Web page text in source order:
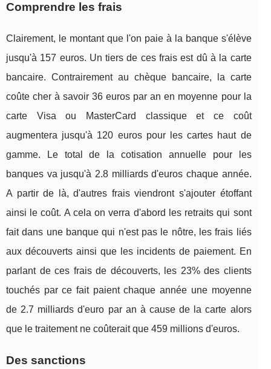
Comprendre les frais
Clairement, le montant que l'on paie à la banque s'élève
jusqu'à 157 euros. Un tiers de ces frais est dû à la carte
bancaire. Contrairement au chèque bancaire, la carte
coûte cher à savoir 36 euros par an en moyenne pour la
carte Visa ou MasterCard classique et ce coût
augmentera jusqu'à 120 euros pour les cartes haut de
gamme. Le total de la cotisation annuelle pour les
banques va jusqu'à 2.8 milliards d'euros chaque année.
A partir de là, d'autres frais viendront s'ajouter étoffant
ainsi le coût. A cela on verra d'abord les retraits qui sont
fait dans une banque qui n'est pas le nôtre, les frais liés
aux découverts ainsi que les incidents de paiement. En
parlant de ces frais de découverts, les 23% des clients
touchés par ce fait paient chaque année une moyenne
de 2.7 milliards d'euro par an à cause de la carte alors
que le traitement ne coûterait que 459 millions d'euros.
Des sanctions